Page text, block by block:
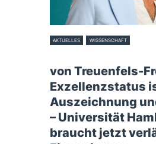
AKTUELLES WISSENSCHAFT
von Treuenfels-
Exzellenzstatus
Auszeichnung
– Universität
braucht jetzt